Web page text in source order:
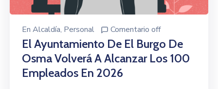
En Alcaldía‚ Personal Comentario off
El Ayuntamiento De El Burgo De
Osma Volverá A Alcanzar Los 100
Empleados En 2026